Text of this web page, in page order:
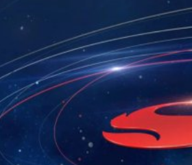
เฟิร์มเปิดตัวชิป
นใหม่ 20 พฤษภาคมนี้!
ซอร์ระบุวันเปิดตัวชิปรุ่นใหม่ที่ประเทศจีน
เวลา 20.00 น. (19.00 น. เวลาไทย)
ปิดตัวชิป Snapdragon รุ่นใหม่ 2 รุ่น
Gen 1+ และ Snapdragon 7 Gen 1
days ago